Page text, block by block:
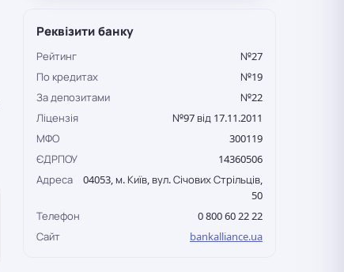
Реквізити банку
Рейтинг
№27
По кредитах
№19
За депозитами
№22
Ліцензія
№97 від 17.11.2011
МФО
300119
ЄДРПОУ
14360506
Адреса
04053, м. Київ, вул. Січових Стрільців,
50
Телефон
0 800 60 22 22
Сайт
bankalliance.ua